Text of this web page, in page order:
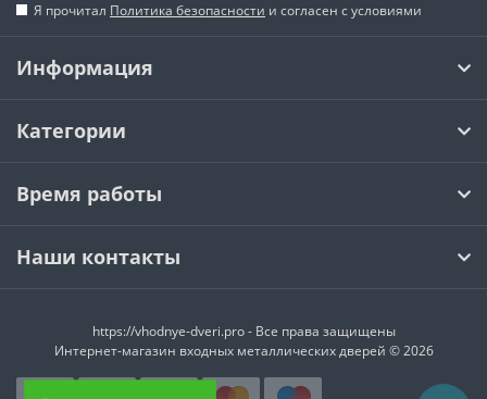
Я прочитал Политика безопасности и согласен с условиями
Информация
Категории
Время работы
Наши контакты
https://vhodnye-dveri.pro - Все права защищены
Интернет-магазин входных металлических дверей © 2026